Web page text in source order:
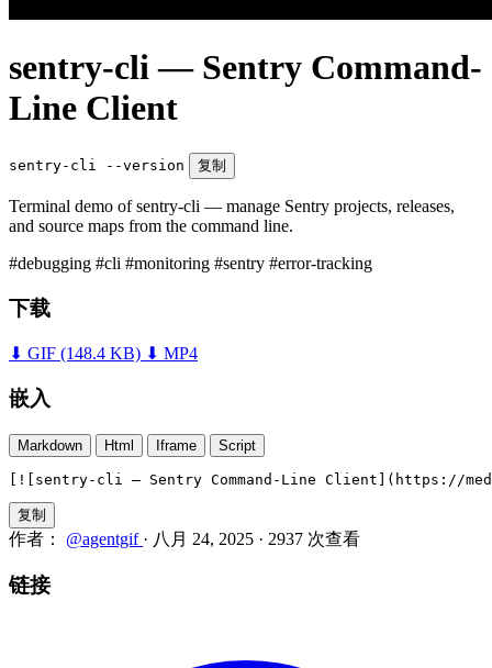
sentry-cli — Sentry Command-
Line Client
sentry-cli --version 复制
Terminal demo of sentry-cli — manage Sentry projects, releases,
and source maps from the command line.
#debugging #cli #monitoring #sentry #error-tracking
下载
⬇ GIF (148.4 KB) ⬇ MP4
嵌入
Markdown Html Iframe Script
[![sentry-cli — Sentry Command-Line Client](https://
复制
作者： @agentgif · 八月 24, 2025 · 2937 次查看
链接